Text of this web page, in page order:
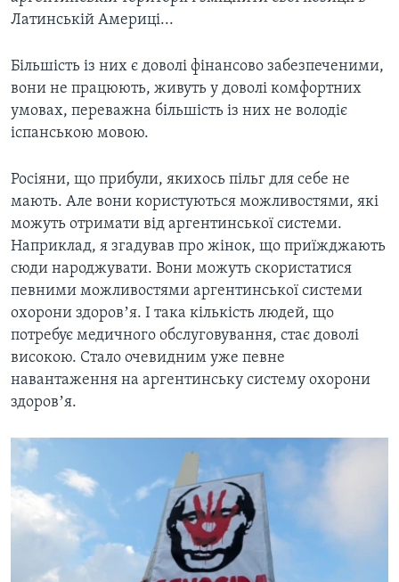
Латинській Америці...
Більшість із них є доволі фінансово забезпеченими,
вони не працюють, живуть у доволі комфортних
умовах, переважна більшість із них не володіє
іспанською мовою.
Росіяни, що прибули, якихось пільг для себе не
мають. Але вони користуються можливостями, які
можуть отримати від аргентинської системи.
Наприклад, я згадував про жінок, що приїжджають
сюди народжувати. Вони можуть скористатися
певними можливостями аргентинської системи
охорони здоровʼя. І така кількість людей, що
потребує медичного обслуговування, стає доволі
високою. Стало очевидним уже певне
навантаження на аргентинську систему охорони
здоровʼя.